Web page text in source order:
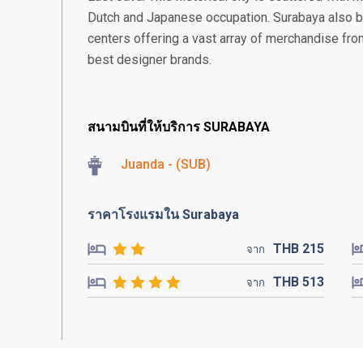
Dutch and Japanese occupation. Surabaya also
centers offering a vast array of merchandise
best designer brands.
สนามบินที่ให้บริการ SURABAYA
Juanda - (SUB)
ราคาโรงแรมใน Surabaya
จาก THB 215
จาก THB 513